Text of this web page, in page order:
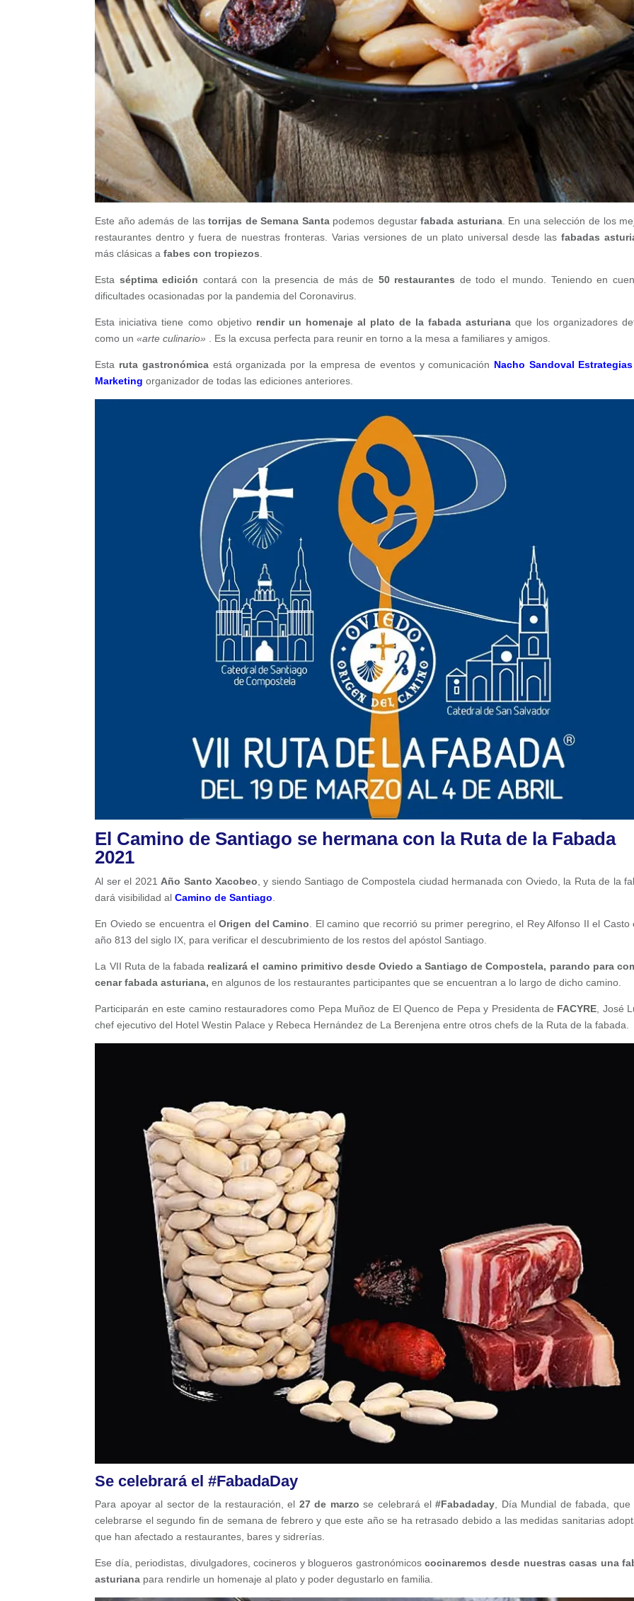
Este año además de lastorrijas de Semana Santapodemos degustarfabada asturiana. En una selección de los
restaurantes dentro y fuera de nuestras fronteras. Varias versiones de un plato universal desde lasfabadas
más clásicas afabes con tropiezos.
Esta séptima edición contará con la presencia de más de 50 restaurantes de todo el mundo. Teniendo en
dificultades ocasionadas por la pandemia del Coronavirus.
Esta iniciativa tiene como objetivo rendir un homenaje al plato de la fabada asturianaque los organizadores
como un«arte culinario» . Es la excusa perfecta para reunir en torno a la mesa a familiares y amigos.
Esta ruta gastronómicaestá organizada por la empresa de eventos y comunicación Nacho Sandoval
Marketing organizador de todas las ediciones anteriores.
El Camino de Santiago se hermana con la Ruta de la Fabada
2021
Al ser el 2021 Año Santo Xacobeo , y siendo Santiago de Compostela ciudad hermanada con Oviedo, la Ruta de la
dará visibilidad alCamino de Santiago
En Oviedo se encuentra elOrigen del Camino . El camino que recorrió su primer peregrino, el Rey Alfonso II el Casto
año 813 del siglo IX, para verificar el descubrimiento de los restos del apóstol Santiago.
La VII Ruta de la fabada realizará el camino primitivo desde Oviedo a Santiago de Compostela, parando para
cenar fabada asturiana, en algunos de los restaurantes participantes que se encuentran a lo largo de dicho camino.
Participarán en este camino restauradores como Pepa Muñoz de El Quenco de Pepa y Presidenta de FACYRE , José
chef ejecutivo del Hotel Westin Palace y Rebeca Hernández de La Berenjena entre otros chefs de la Ruta de la fabada.
Se celebrará el #FabadaDay
Para apoyar al sector de la restauración, el 27 de marzo se celebrará el#Fabadaday , Día Mundial de fabada, que
celebrarse el segundo fin de semana de febrero y que este año se ha retrasado debido a las medidas sanitarias
que han afectado a restaurantes, bares y sidrerías.
Ese día, periodistas, divulgadores, cocineros y blogueros gastronómicoscocinaremos desde nuestras casas una
asturiana para rendirle un homenaje al plato y poder degustarlo en familia.